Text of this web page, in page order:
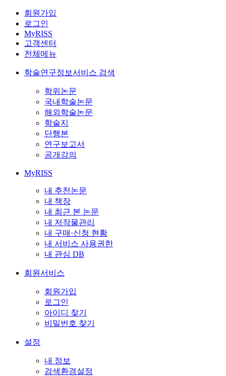
회원가입
로그인
MyRISS
고객센터
전체메뉴
학술연구정보서비스 검색
학위논문
국내학술논문
해외학술논문
학술지
단행본
연구보고서
공개강의
MyRISS
내 추천논문
내 책장
내 최근 본 논문
내 저작물관리
내 구매·신청 현황
내 서비스 사용권한
내 관심 DB
회원서비스
회원가입
로그인
아이디 찾기
비밀번호 찾기
설정
내 정보
검색환경설정